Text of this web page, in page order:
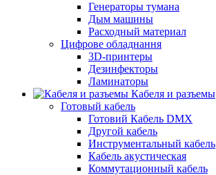
Генераторы тумана
Дым машины
Расходный материал
Цифрове обладнання
3D-принтеры
Дезинфекторы
Ламинаторы
Кабеля и разъемы
Готовый кабель
Готовий Кабель DMX
Другой кабель
Инструментальный кабель
Кабель акустическая
Коммутационный кабель